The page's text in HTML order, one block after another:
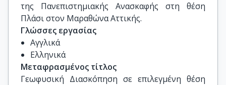
της Πανεπιστημιακής Ανασκαφής στη θέση
Πλάσι στον Μαραθώνα Αττικής.
Γλώσσες εργασίας
Αγγλικά
Ελληνικά
Μεταφρασμένος τίτλος
Γεωφυσική Διασκόπηση σε επιλεγμένη θέση